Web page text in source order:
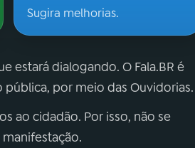
Sugira melhorias.
estará dialogando. O Fala.BR é
por meio das Ouvidorias.
ao cidadão. Por isso, não se